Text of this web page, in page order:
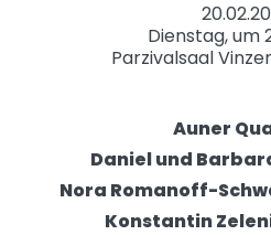
Dienstag, um
Parzivalsaal
Auner
Daniel und
Nora Romanoff-
Konstantin